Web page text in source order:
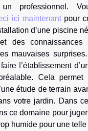
professionnel.
ici maintenant pour
d’une piscine
des connaissances
mauvaises
l’établissement
Cela permet
étude de terrain
votre jardin. Dans
ce domaine pour
humide pour une